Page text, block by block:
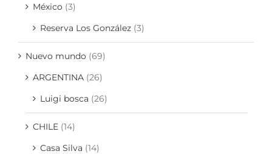
México (3)
Reserva Los González (3)
Nuevo mundo (69)
ARGENTINA (26)
Luigi bosca (26)
CHILE (14)
Casa Silva (14)